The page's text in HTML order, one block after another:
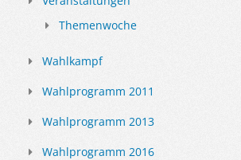
Themenwoche
Wahlkampf
Wahlprogramm 2011
Wahlprogramm 2013
Wahlprogramm 2016